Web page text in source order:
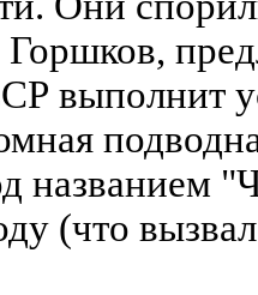
Горшков,
выполнит
названием
(что